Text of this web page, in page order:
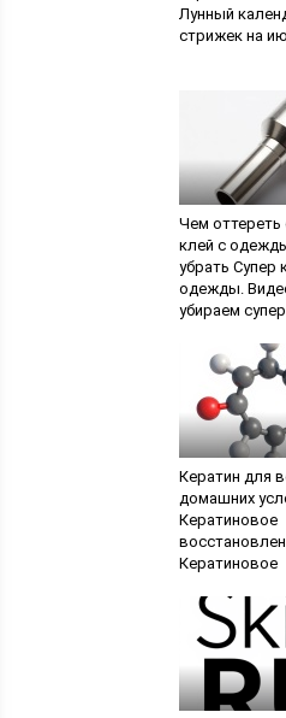
Лунный
стрижек на
Чем оттереть
клей с
убрать Супер
одежды.
убираем
Кератин для
домашних
Кератиновое
Кератиновое